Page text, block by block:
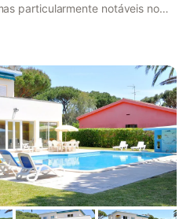
particularmente notáveis no
pintados à mão. Na sala há
de jantar, e adjacente a esta
Está bem equipada com,